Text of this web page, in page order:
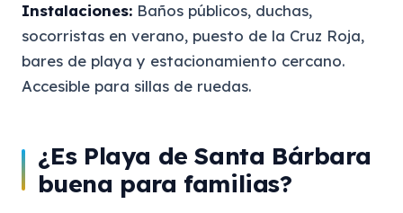
Instalaciones: Baños públicos, duchas,
socorristas en verano, puesto de la Cruz Roja,
bares de playa y estacionamiento cercano.
Accesible para sillas de ruedas.
¿Es Playa de Santa Bárbara
buena para familias?